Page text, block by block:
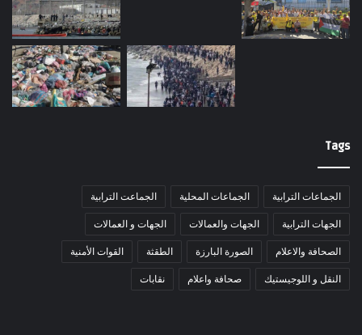
Tags
الجماعات الترابية الجماعات المحلية الجماعت الترابية
الجهات الترابية الجهات والعمالات الجهات و العمالات
الصحافة والاعلام الصورة البارزة الطقثة القوات الأمنية
النقل و اللوجيستيك صحافة واعلام نقابات